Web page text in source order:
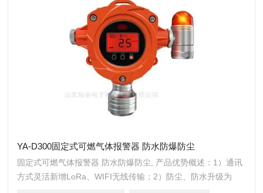
YA-D300固定式可燃气体报警器 防水防爆防尘
固定式可燃气体报警器 防水防爆防尘, 产品优势概述：1）通讯
方式灵活新增LoRa、WIFI无线传输；2）防尘、防水升级为